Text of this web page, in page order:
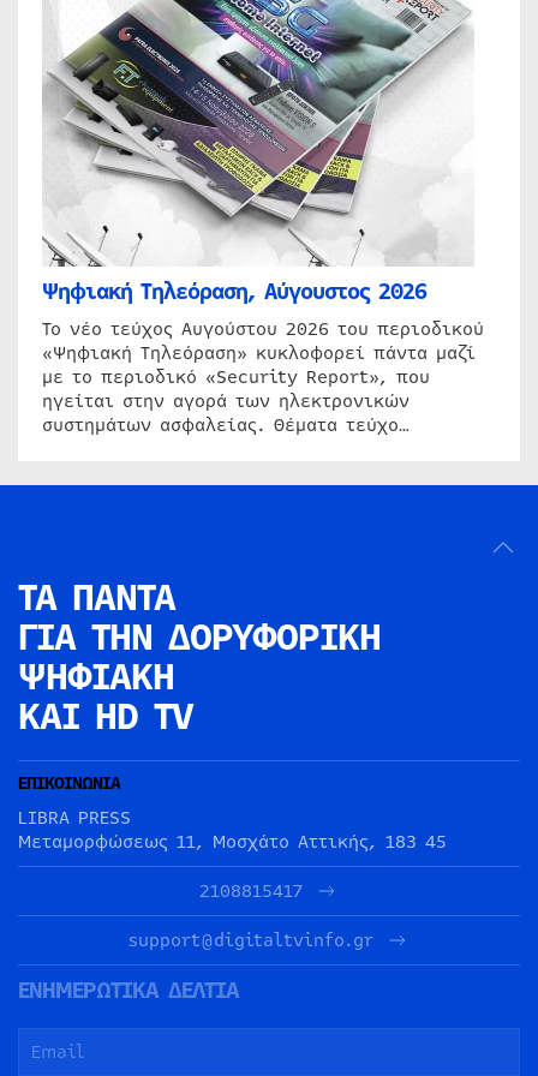
Ψηφιακή Τηλεόραση, Αύγουστος 2026
Το νέο τεύχος Αυγούστου 2026 του περιοδικού
«Ψηφιακή Τηλεόραση» κυκλοφορεί πάντα μαζί
με το περιοδικό «Security Report», που
ηγείται στην αγορά των ηλεκτρονικών
συστημάτων ασφαλείας. Θέματα τεύχο…
ΤΑ ΠΑΝΤΑ
ΓΙΑ ΤΗΝ ΔΟΡΥΦΟΡΙΚΗ
ΨΗΦΙΑΚΗ
ΚΑΙ HD TV
ΕΠΙΚΟΙΝΩΝΙΑ
LIBRA PRESS
Μεταμορφώσεως 11, Μοσχάτο Αττικής, 183 45
2108815417
support@digitaltvinfo.gr
ΕΝΗΜΕΡΩΤΙΚΑ ΔΕΛΤΙΑ